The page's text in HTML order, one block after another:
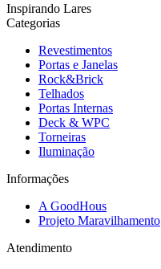
Inspirando Lares
Categorias
Revestimentos
Portas e Janelas
Rock&Brick
Telhados
Portas Internas
Deck & WPC
Torneiras
Iluminação
Informações
A GoodHous
Projeto Maravilhamento
Atendimento